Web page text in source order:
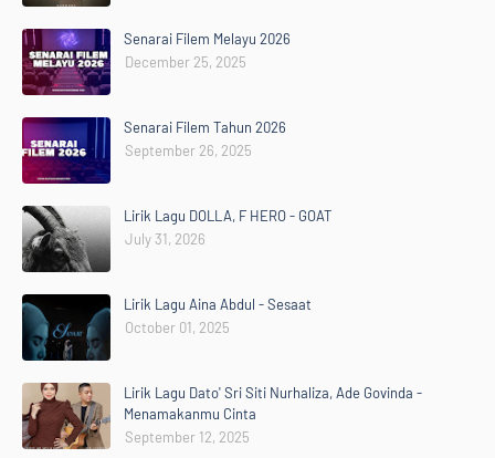
Senarai Filem Melayu 2026
December 25, 2025
Senarai Filem Tahun 2026
September 26, 2025
Lirik Lagu DOLLA, F HERO - GOAT
July 31, 2026
Lirik Lagu Aina Abdul - Sesaat
October 01, 2025
Lirik Lagu Dato' Sri Siti Nurhaliza, Ade Govinda -
Menamakanmu Cinta
September 12, 2025